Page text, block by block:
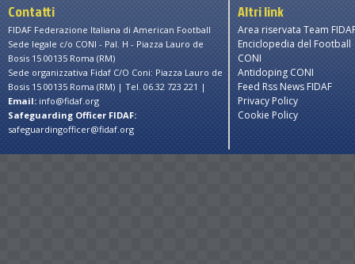
Contatti
FIDAF Federazione Italiana di American Football
Sede legale c/o CONI - Pal. H - Piazza Lauro de
Bosis 15 00135 Roma (RM)
Sede organizzativa Fidaf C/O Coni: Piazza Lauro de
Bosis 15 00135 Roma (RM) | Tel. 06.32 723 221 |
Email: info@fidaf.org
Safeguarding Officer FIDAF:
safeguardingofficer@fidaf.org
Altri link
Area riservata Team
Enciclopedia del Football
CONI
Antidoping CONI
Feed Rss News FIDAF
Privacy Policy
Cookie Policy